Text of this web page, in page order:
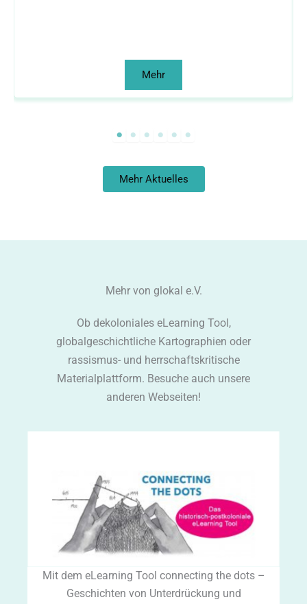
Mehr
Mehr Aktuelles
Mehr von glokal e.V.
Ob dekoloniales eLearning Tool,
globalgeschichtliche Kartographien oder
rassismus- und herrschaftskritische
Materialplattform. Besuche auch unsere
anderen Webseiten!
Mit dem eLearning Tool connecting the dots –
Geschichten von Unterdrückung und